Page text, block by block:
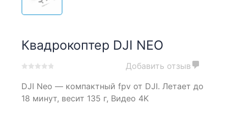
Квадрокоптер DJI NEO
out
of
Добавить отзыв
DJI Neo — компактный fpv от DJI. Летает до
18 минут, весит 135 г, Видео 4K